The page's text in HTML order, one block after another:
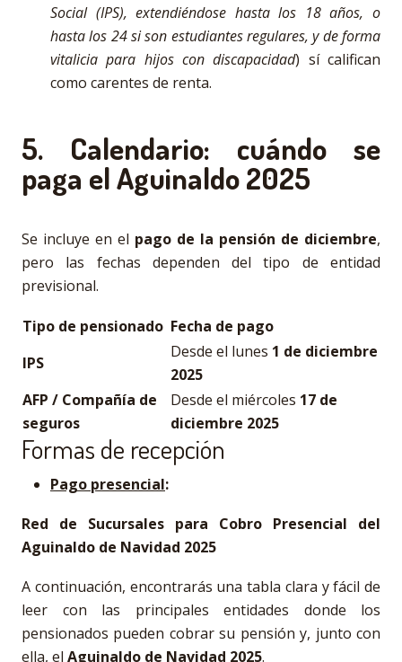
Social (IPS), extendiéndose hasta los 18 años, o
hasta los 24 si son estudiantes regulares, y de forma
vitalicia para hijos con discapacidad) sí califican
como carentes de renta.
5. Calendario: cuándo se
paga el Aguinaldo 2025
Se incluye en el pago de la pensión de diciembre,
pero las fechas dependen del tipo de entidad
previsional.
Tipo de pensionado Fecha de pago
IPS
Desde el lunes 1 de diciembre
2025
AFP / Compañía de
seguros
Desde el miércoles 17 de
diciembre 2025
Formas de recepción
Pago presencial:
Red de Sucursales para Cobro Presencial del
Aguinaldo de Navidad 2025
A continuación, encontrarás una tabla clara y fácil de
leer con las principales entidades donde los
pensionados pueden cobrar su pensión y, junto con
ella, el Aguinaldo de Navidad 2025.